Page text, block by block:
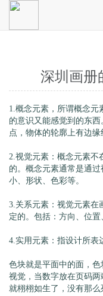
深圳画册
1.概念元素，所谓概念元
的意识又能感觉到的东
点，物体的轮廓上有边缘
2.视觉元素：概念元素不
的。概念元素通常是通过
小、形状、色彩等。
3.关系元素：视觉元素在
定的。包括：方向、位置
4.实用元素：指设计所表
色块就是平面中的面，
视觉，当数字放在页码两
就栩栩如生了，没有那么